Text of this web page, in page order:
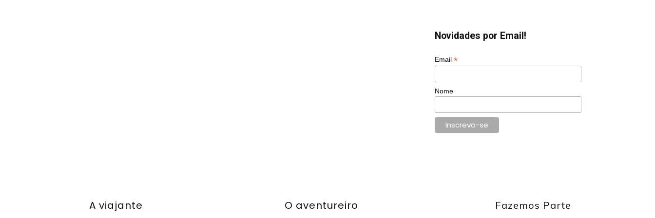
Novidades por Email!
Email *
Nome
A viajante O aventureiro Fazemos Parte